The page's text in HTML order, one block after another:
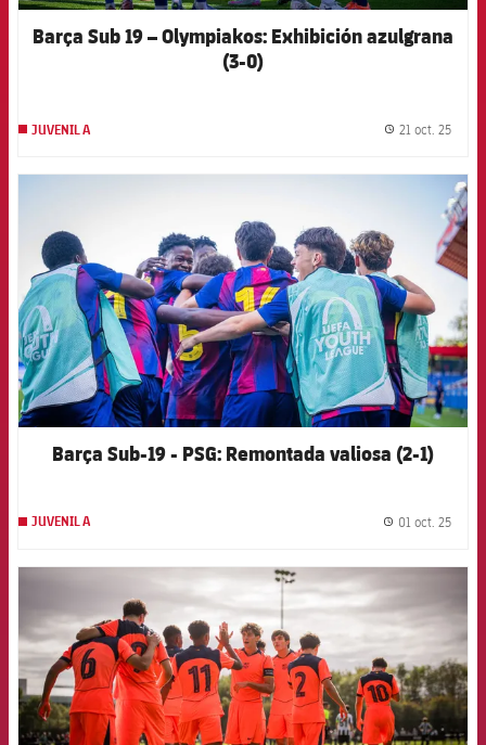
Barça Sub 19 – Olympiakos: Exhibición azulgrana
(3-0)
JUVENIL A 21 oct. 25
Barça Sub-19 - PSG: Remontada valiosa (2-1)
JUVENIL A 01 oct. 25
FCB Barcelona badge